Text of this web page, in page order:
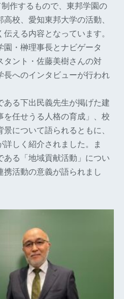
作するもので、東邦学園の
校、愛知東邦大学の活動、
える内容となっています。
・榊理事長とナビゲータ
タント・佐藤美樹さんの対
長へのインタビューが行われ
る下出民義先生が掲げた建
を任せうる人格の育成」、校
について語られるともに、
しく紹介されました。ま
ある「地域貢献活動」につい
携活動の意義が語られまし